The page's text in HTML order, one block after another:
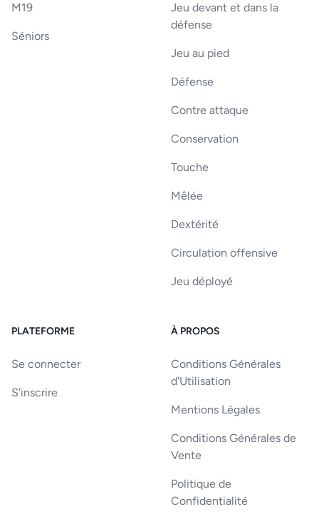
M19
Séniors
Jeu devant et dans la
défense
Jeu au pied
Défense
Contre attaque
Conservation
Touche
Mêlée
Dextérité
Circulation offensive
Jeu déployé
PLATEFORME
Se connecter
S'inscrire
À PROPOS
Conditions Générales
d'Utilisation
Mentions Légales
Conditions Générales de
Vente
Politique de
Confidentialité